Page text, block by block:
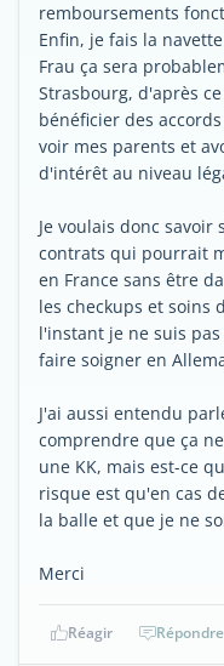
remboursements
Enfin, je fais la
Frau ça sera
Strasbourg, d'après
bénéficier des
voir mes parents et
d'intérêt au niveau
Je voulais donc savoir
contrats qui pourrait
en France sans être
les checkups et soins
l'instant je ne suis
faire soigner en
J'ai aussi entendu
comprendre que ça
une KK, mais est-ce
risque est qu'en cas
la balle et que je ne
Merci
Réagir Répondre